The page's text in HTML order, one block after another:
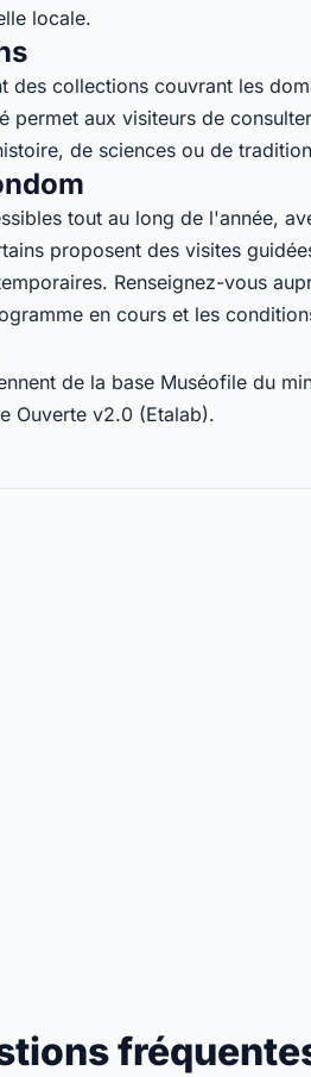
locale.
des collections couvrant les
permet aux visiteurs de
de sciences ou de
tout au long de l'année,
proposent des visites
Renseignez-vous
en cours et les
de la base Muséofile du
Ouverte v2.0 (Etalab).